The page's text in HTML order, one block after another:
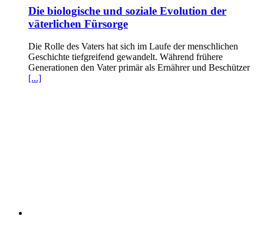
Die biologische und soziale Evolution der
väterlichen Fürsorge
Die Rolle des Vaters hat sich im Laufe der menschlichen
Geschichte tiefgreifend gewandelt. Während frühere
Generationen den Vater primär als Ernährer und Beschützer
[...]